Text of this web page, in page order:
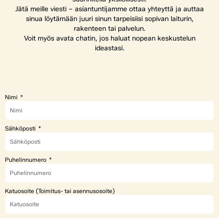
Jätä meille viesti – asiantuntijamme ottaa yhteyttä ja auttaa
sinua löytämään juuri sinun tarpeisiisi sopivan laiturin,
rakenteen tai palvelun.
Voit myös avata chatin, jos haluat nopean keskustelun
ideastasi.
Nimi
Sähköposti
Puhelinnumero
Katuosoite (Toimitus- tai asennusosoite)